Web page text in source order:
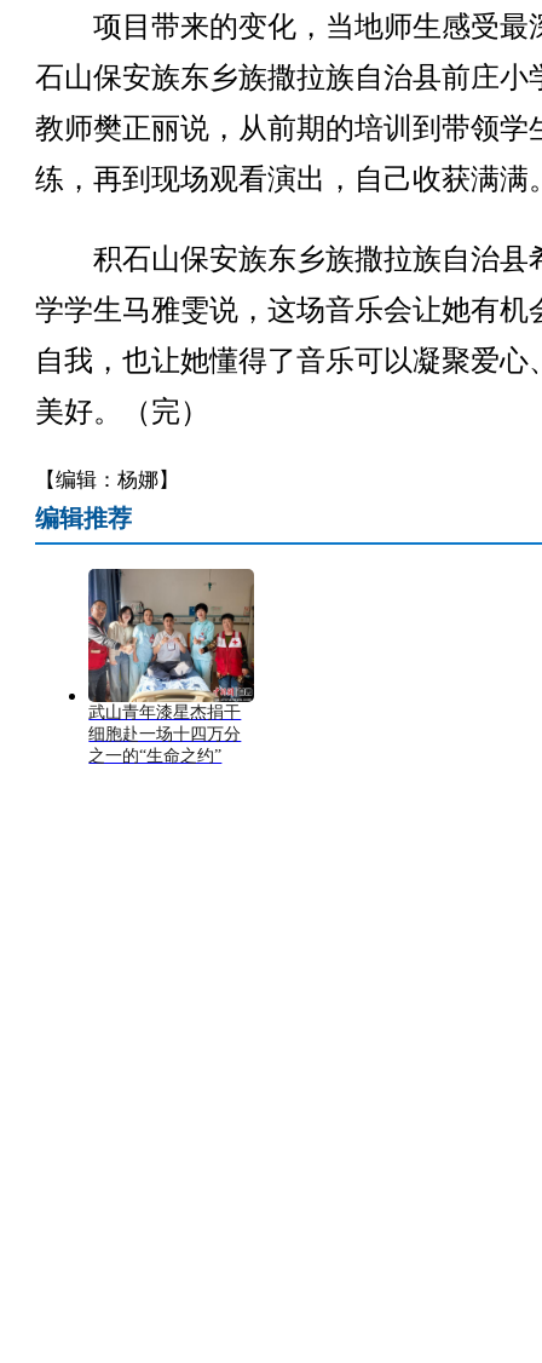
项目带来的变化，当地师生感受最
石山保安族东乡族撒拉族自治县前庄小
教师樊正丽说，从前期的培训到带领学
练，再到现场观看演出，自己收获满满
积石山保安族东乡族撒拉族自治县
学学生马雅雯说，这场音乐会让她有机
自我，也让她懂得了音乐可以凝聚爱心
美好。（完）
【编辑：杨娜】
编辑推荐
武山青年漆星杰捐干
细胞赴一场十四万分
之一的“生命之约”